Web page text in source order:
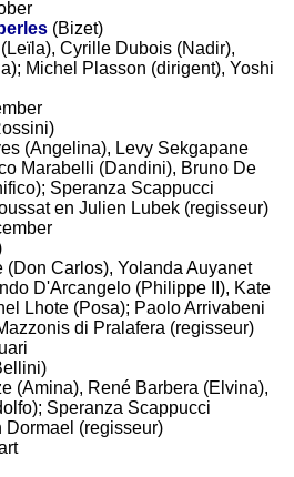
(Bizet)
Cyrille Dubois (Nadir),
Michel Plasson (dirigent), Yoshi
(Angelina), Levy Sekgapane
Marabelli (Dandini), Bruno De
Speranza Scappucci
en Julien Lubek (regisseur)
(Don Carlos), Yolanda Auyanet
D'Arcangelo (Philippe II), Kate
Lhote (Posa); Paolo Arrivabeni
di Pralafera (regisseur)
(Amina), René Barbera (Elvina),
Speranza Scappucci
Dormael (regisseur)